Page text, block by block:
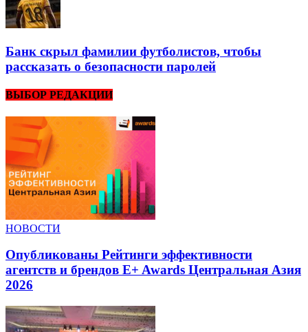
Банк скрыл фамилии футболистов, чтобы
рассказать о безопасности паролей
ВЫБОР РЕДАКЦИИ
НОВОСТИ
Опубликованы Рейтинги эффективности
агентств и брендов E+ Awards Центральная Азия
2026